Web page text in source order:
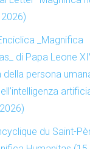
_Magnifica
di Papa Leone
della persona
du Saint-